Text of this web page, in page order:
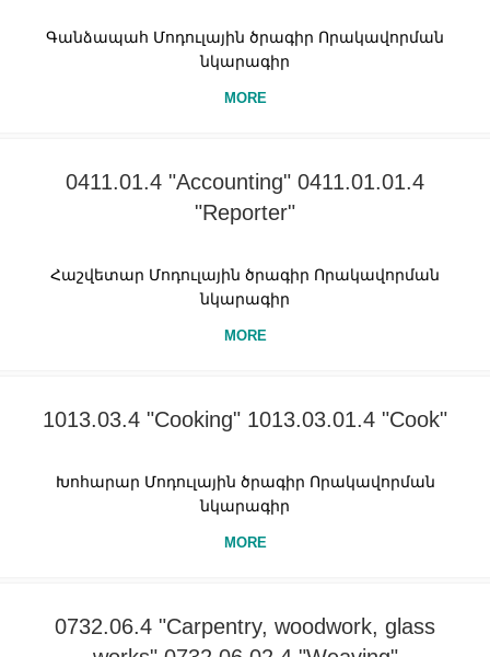
Գանձապահ Մոդուլային ծրագիր Որակավորման
նկարագիր
MORE
0411.01.4 "Accounting" 0411.01.01.4
"Reporter"
Հաշվետար Մոդուլային ծրագիր Որակավորման
նկարագիր
MORE
1013.03.4 "Cooking" 1013.03.01.4 "Cook"
Խոհարար Մոդուլային ծրագիր Որակավորման
նկարագիր
MORE
0732.06.4 "Carpentry, woodwork, glass